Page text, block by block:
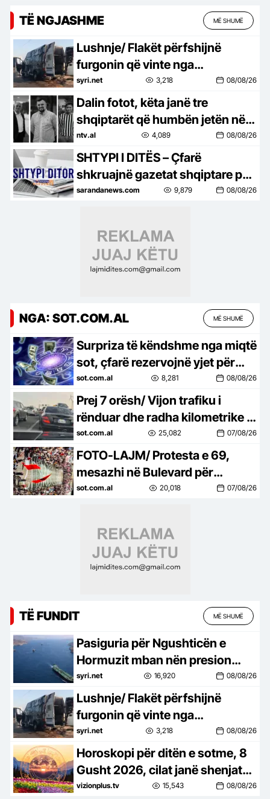
TË NGJASHME MË SHUMË
Lushnje/ Flakët përfshijnë
furgonin që vinte nga
Maqedonia e Veriut, shkak
ishte…
syri.net 3,218 08/08/26
Dalin fotot, këta janë tre
shqiptarët që humbën jetën në
aksidentin tragjik në Gjermani
ntv.al 4,089 08/08/26
SHTYPI I DITËS – Çfarë
shkruajnë gazetat shqiptare për
ditën e sotme, e shtunë, 8 gusht
sarandanews.com 9,879 08/08/26
NGA: SOT.COM.AL MË SHUMË
Surpriza të këndshme nga miqtë
sot, çfarë rezervojnë yjet për
çdo shenjë
sot.com.al 8,281 08/08/26
Prej 7 orësh/ Vijon trafiku i
rënduar dhe radha kilometrike e
automjeteve në aksin Tiranë-
Elbasan
sot.com.al 25,082 07/08/26
FOTO-LAJM/ Protesta e 69,
mesazhi në Bulevard për
Prokurorinë e Posaçme: SPAK,
sot.com.al 20,018 07/08/26
TË FUNDIT MË SHUMË
Pasiguria për Ngushticën e
Hormuzit mban nën presion
tregjet
syri.net 16,920 08/08/26
Lushnje/ Flakët përfshijnë
furgonin që vinte nga
Maqedonia e Veriut, shkak
ishte…
syri.net 3,218 08/08/26
Horoskopi për ditën e sotme, 8
Gusht 2026, cilat janë shenjat
më me fat
vizionplus.tv 15,543 08/08/26